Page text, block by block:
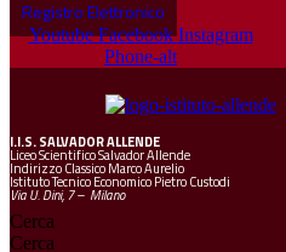
Registro Elettronico
Youtube Facebook Instagram
Phone-alt
I.I.S.SALVADOR ALLENDE
Liceo Scientifico Salvador Allende
Indirizzo Classico Marco Aurelio
Istituto Tecnico Economico Pietro Custodi
Via U. Dini, 7 – Milano
Cerca
Cerca